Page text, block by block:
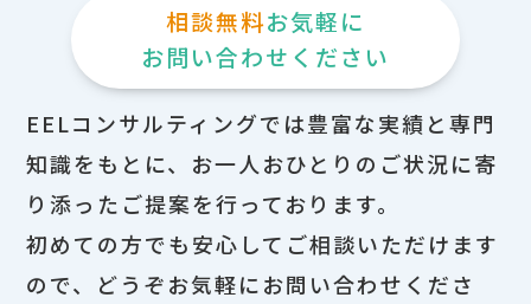
相談無料お気軽に
お問い合わせください
EELコンサルティングでは豊富な実績と専門
知識をもとに、お一人おひとりのご状況に寄
り添ったご提案を行っております。
初めての方でも安心してご相談いただけます
ので、どうぞお気軽にお問い合わせくださ